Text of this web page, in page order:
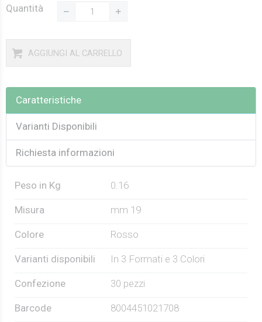
Quantità
AGGIUNGI AL CARRELLO
Caratteristiche
Varianti Disponibili
Richiesta informazioni
Peso in Kg 0.16
Misura mm 19
Colore Rosso
Varianti disponibili In 3 Formati e 3 Colori
Confezione 30 pezzi
Barcode 8004451021708